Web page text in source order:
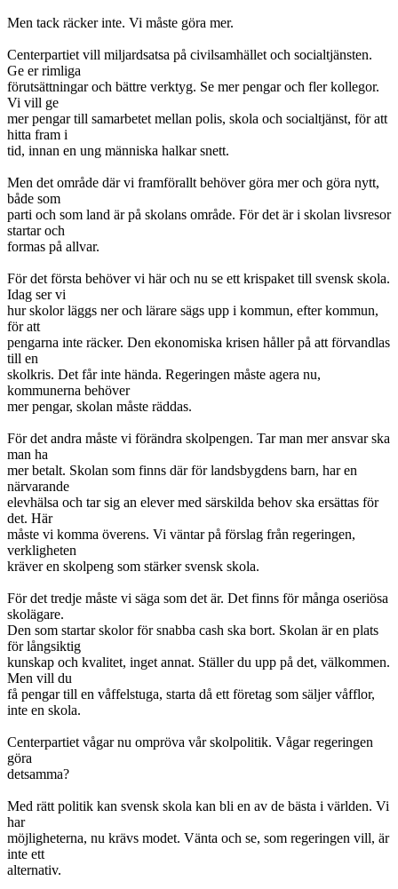
Men tack räcker inte. Vi måste göra mer.
Centerpartiet vill miljardsatsa på civilsamhället och socialtjänsten.
Ge er rimliga
förutsättningar och bättre verktyg. Se mer pengar och fler kollegor.
Vi vill ge
mer pengar till samarbetet mellan polis, skola och socialtjänst, för att
hitta fram i
tid, innan en ung människa halkar snett.
Men det område där vi framförallt behöver göra mer och göra nytt,
både som
parti och som land är på skolans område. För det är i skolan livsresor
startar och
formas på allvar.
För det första behöver vi här och nu se ett krispaket till svensk skola.
Idag ser vi
hur skolor läggs ner och lärare sägs upp i kommun, efter kommun,
för att
pengarna inte räcker. Den ekonomiska krisen håller på att förvandlas
till en
skolkris. Det får inte hända. Regeringen måste agera nu,
kommunerna behöver
mer pengar, skolan måste räddas.
För det andra måste vi förändra skolpengen. Tar man mer ansvar ska
man ha
mer betalt. Skolan som finns där för landsbygdens barn, har en
närvarande
elevhälsa och tar sig an elever med särskilda behov ska ersättas för
det. Här
måste vi komma överens. Vi väntar på förslag från regeringen,
verkligheten
kräver en skolpeng som stärker svensk skola.
För det tredje måste vi säga som det är. Det finns för många oseriösa
skolägare.
Den som startar skolor för snabba cash ska bort. Skolan är en plats
för långsiktig
kunskap och kvalitet, inget annat. Ställer du upp på det, välkommen.
Men vill du
få pengar till en våffelstuga, starta då ett företag som säljer våfflor,
inte en skola.
Centerpartiet vågar nu ompröva vår skolpolitik. Vågar regeringen
göra
detsamma?
Med rätt politik kan svensk skola kan bli en av de bästa i världen. Vi
har
möjligheterna, nu krävs modet. Vänta och se, som regeringen vill, är
inte ett
alternativ.